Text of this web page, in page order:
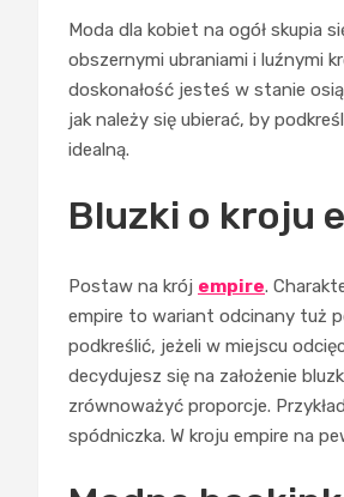
Moda dla kobiet na ogół skupia
obszernymi ubraniami i luźnymi
doskonałość jesteś w stanie
jak należy się ubierać, by
idealną.
Bluzki o kroju
Postaw na krój empire.
empire to wariant odcinany tuż
podkreślić, jeżeli w miejscu
decydujesz się na założenie
zrównoważyć proporcje.
spódniczka. W kroju empire na